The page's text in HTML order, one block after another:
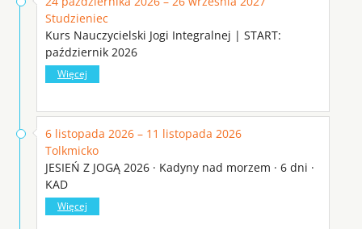
Studzieniec
Kurs Nauczycielski Jogi Integralnej | START:
październik 2026
Więcej
6 listopada 2026 – 11 listopada 2026
Tolkmicko
JESIEŃ Z JOGĄ 2026 · Kadyny nad morzem · 6 dni ·
KAD
Więcej